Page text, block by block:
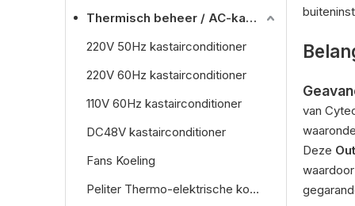
Thermisch beheer / AC-kastkast
220V 50Hz kastairconditioner
220V 60Hz kastairconditioner
110V 60Hz kastairconditioner
DC48V kastairconditioner
Fans Koeling
Peliter Thermo-elektrische koeler (TEC-koeler)
van
Deze